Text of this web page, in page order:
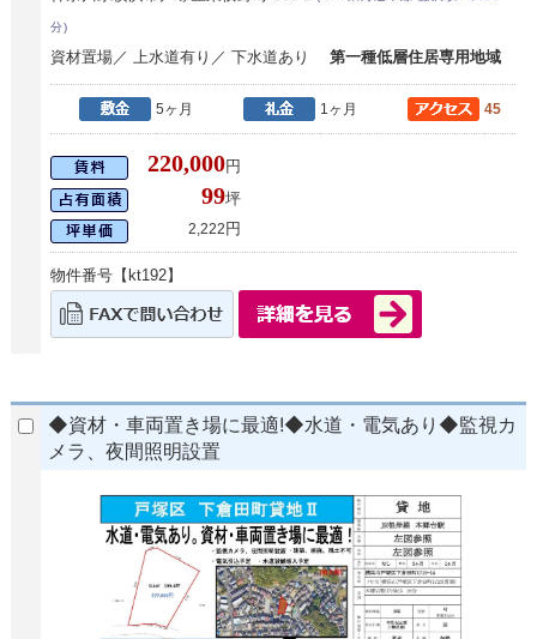
分)
資材置場／ 上水道有り／ 下水道あり第一種低層住居専用地域
5ヶ月 1ヶ月 45
220,000円
99坪
2,222 円
物件番号【kt192】
◆資材・車両置き場に最適!◆水道・電気あり◆監視カ
メラ、夜間照明設置